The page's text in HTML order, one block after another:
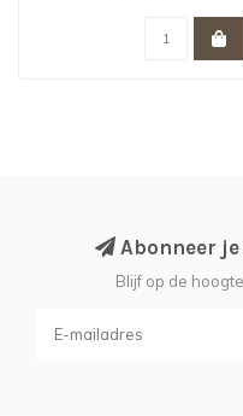
Abonneer
Blijf op de